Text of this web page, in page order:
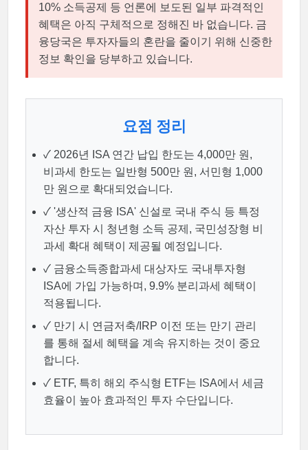
10% 소득공제 등 언론에 보도된 일부 파격적인
혜택은 아직 구체적으로 정해진 바 없습니다. 금
융당국은 투자자들의 혼란을 줄이기 위해 신중한
정보 확인을 당부하고 있습니다.
요점 정리
✓ 2026년 ISA 연간 납입 한도는 4,000만 원,
비과세 한도는 일반형 500만 원, 서민형 1,000
만 원으로 확대되었습니다.
✓ '생산적 금융 ISA' 신설로 국내 주식 등 특정
자산 투자 시 청년형 소득 공제, 국민성장형 비
과세 확대 혜택이 제공될 예정입니다.
✓ 금융소득종합과세 대상자도 국내투자형
ISA에 가입 가능하며, 9.9% 분리과세 혜택이
적용됩니다.
✓ 만기 시 연금저축/IRP 이전 또는 만기 관리
를 통해 절세 혜택을 계속 유지하는 것이 중요
합니다.
✓ ETF, 특히 해외 주식형 ETF는 ISA에서 세금
효율이 높아 효과적인 투자 수단입니다.